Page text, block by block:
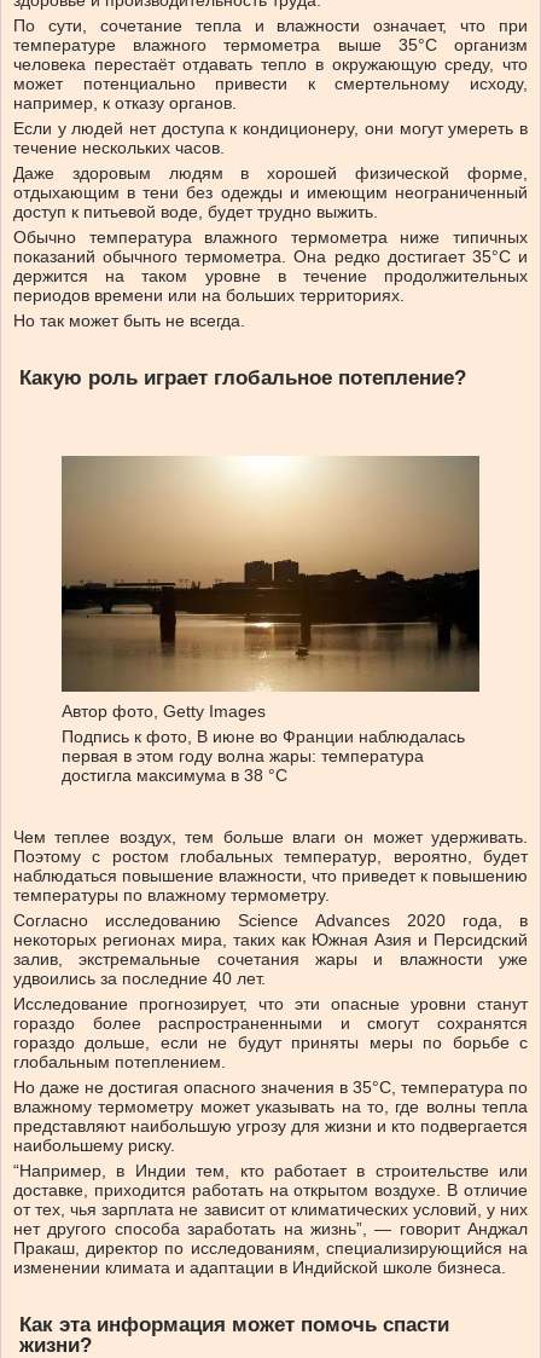
По сути, сочетание тепла и влажности означает, что при
температуре влажного термометра выше 35°C организм
человека перестаёт отдавать тепло в окружающую среду, что
может потенциально привести к смертельному исходу,
например, к отказу органов.
Если у людей нет доступа к кондиционеру, они могут умереть в
течение нескольких часов.
Даже здоровым людям в хорошей физической форме,
отдыхающим в тени без одежды и имеющим неограниченный
доступ к питьевой воде, будет трудно выжить.
Обычно температура влажного термометра ниже типичных
показаний обычного термометра. Она редко достигает 35°C и
держится на таком уровне в течение продолжительных
периодов времени или на больших территориях.
Но так может быть не всегда.
Какую роль играет глобальное потепление?
Автор фото, Getty Images
Подпись к фото, В июне во Франции наблюдалась
первая в этом году волна жары: температура
достигла максимума в 38 °C
Чем теплее воздух, тем больше влаги он может удерживать.
Поэтому с ростом глобальных температур, вероятно, будет
наблюдаться повышение влажности, что приведет к повышению
температуры по влажному термометру.
Согласно исследованию Science Advances 2020 года, в
некоторых регионах мира, таких как Южная Азия и Персидский
залив, экстремальные сочетания жары и влажности уже
удвоились за последние 40 лет.
Исследование прогнозирует, что эти опасные уровни станут
гораздо более распространенными и смогут сохранятся
гораздо дольше, если не будут приняты меры по борьбе с
глобальным потеплением.
Но даже не достигая опасного значения в 35°C, температура по
влажному термометру может указывать на то, где волны тепла
представляют наибольшую угрозу для жизни и кто подвергается
наибольшему риску.
“Например, в Индии тем, кто работает в строительстве или
доставке, приходится работать на открытом воздухе. В отличие
от тех, чья зарплата не зависит от климатических условий, у них
нет другого способа заработать на жизнь”, — говорит Анджал
Пракаш, директор по исследованиям, специализирующийся на
изменении климата и адаптации в Индийской школе бизнеса.
Как эта информация может помочь спасти
жизни?